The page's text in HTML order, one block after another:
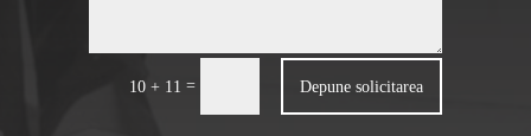
10 + 11 = Depune solicitarea